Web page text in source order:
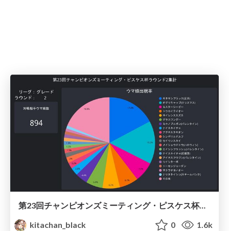
第23回チャンピオンズミーティング・ピスケス杯ラウンド2集計 / Umamusume Aquarius 2023 Round2
kitachan_black
0 1.6k